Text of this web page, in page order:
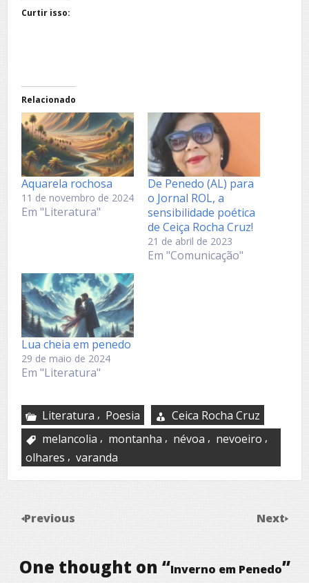
Curtir isso:
Relacionado
Aquarela rochosa
11 de novembro de 2024
Em "Literatura"
De Penedo (AL) para
o Jornal ROL, a
sensibilidade poética
de Ceiça Rocha Cruz!
21 de abril de 2023
Em "Comunicação"
Lua cheia em penedo
29 de maio de 2024
Em "Literatura"
Literatura , Poesia
Ceica Rocha Cruz
melancolia , montanha , névoa , nevoeiro ,
olhares , varanda
Previous Next
One thought on “Inverno em Penedo”